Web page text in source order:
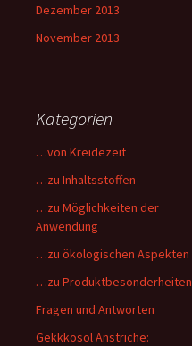
Dezember 2013
November 2013
Kategorien
…von Kreidezeit
…zu Inhaltsstoffen
…zu Möglichkeiten der
Anwendung
…zu ökologischen Aspekten
…zu Produktbesonderheiten
Fragen und Antworten
Gekkkosol Anstriche: